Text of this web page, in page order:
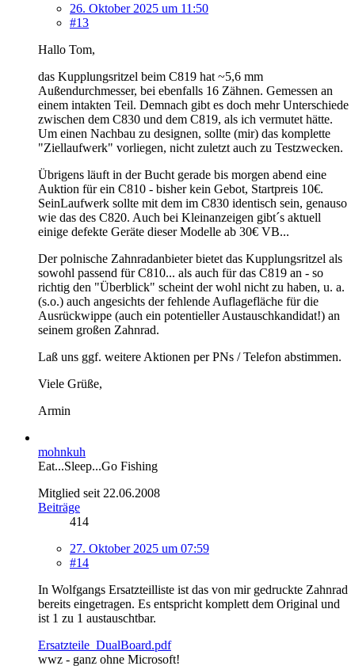
26. Oktober 2025 um 11:50
#13
Hallo Tom,
das Kupplungsritzel beim C819 hat ~5,6 mm
Außendurchmesser, bei ebenfalls 16 Zähnen. Gemessen an
einem intakten Teil. Demnach gibt es doch mehr Unterschiede
zwischen dem C830 und dem C819, als ich vermutet hätte.
Um einen Nachbau zu designen, sollte (mir) das komplette
"Ziellaufwerk" vorliegen, nicht zuletzt auch zu Testzwecken.
Übrigens läuft in der Bucht gerade bis morgen abend eine
Auktion für ein C810 - bisher kein Gebot, Startpreis 10€.
SeinLaufwerk sollte mit dem im C830 identisch sein, genauso
wie das des C820. Auch bei Kleinanzeigen gibt´s aktuell
einige defekte Geräte dieser Modelle ab 30€ VB...
Der polnische Zahnradanbieter bietet das Kupplungsritzel als
sowohl passend für C810... als auch für das C819 an - so
richtig den "Überblick" scheint der wohl nicht zu haben, u. a.
(s.o.) auch angesichts der fehlende Auflagefläche für die
Ausrückwippe (auch ein potentieller Austauschkandidat!) an
seinem großen Zahnrad.
Laß uns ggf. weitere Aktionen per PNs / Telefon abstimmen.
Viele Grüße,
Armin
mohnkuh
Eat...Sleep...Go Fishing
Mitglied seit 22.06.2008
Beiträge
414
27. Oktober 2025 um 07:59
#14
In Wolfgangs Ersatzteilliste ist das von mir gedruckte Zahnrad
bereits eingetragen. Es entspricht komplett dem Original und
ist 1 zu 1 austauschtbar.
Ersatzteile_DualBoard.pdf
wwz - ganz ohne Microsoft!